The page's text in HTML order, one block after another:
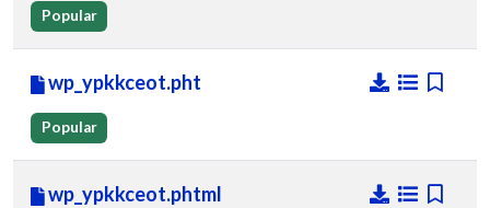
Popular
wp_ypkkceot.pht
Popular
wp_ypkkceot.phtml